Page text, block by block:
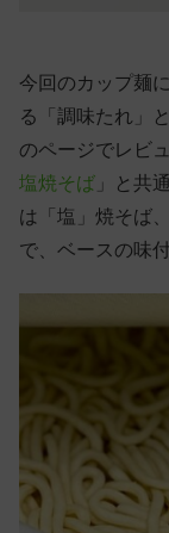
今回のカップ麺
る「調味たれ」
のページでレビ
塩焼そば 」と共
は「塩」焼そば
で、ベースの味